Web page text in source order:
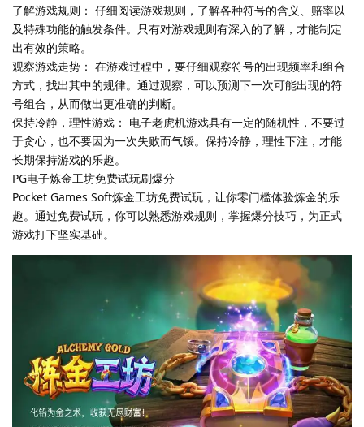
了解游戏规则： 仔细阅读游戏规则，了解各种符号的含义、赔率以
及特殊功能的触发条件。只有对游戏规则有深入的了解，才能制定
出有效的策略。
观察游戏走势： 在游戏过程中，要仔细观察符号的出现频率和组合
方式，找出其中的规律。通过观察，可以预测下一次可能出现的符
号组合，从而做出更准确的判断。
保持冷静，理性游戏： 电子老虎机游戏具有一定的随机性，不要过
于贪心，也不要因为一次失败而气馁。保持冷静，理性下注，才能
长期保持游戏的乐趣。
PG电子炼金工坊免费试玩刷爆分
Pocket Games Soft炼金工坊免费试玩，让你零门槛体验炼金的乐
趣。通过免费试玩，你可以熟悉游戏规则，掌握爆分技巧，为正式
游戏打下坚实基础。